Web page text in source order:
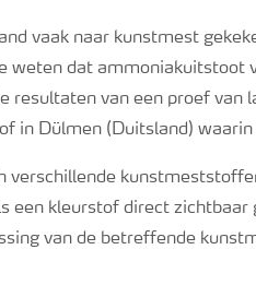
vaak naar kunstmest
weten dat ammoniakuitstoot
resultaten van een proef van
in Dülmen (Duitsland)
verschillende
een kleurstof direct
van de betreffende